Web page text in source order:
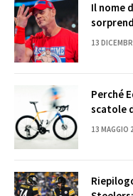
Il nome
Cena
13
Perché
scatole
13 MAGGIO